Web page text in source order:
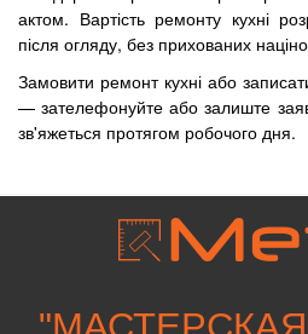
актом. Вартість ремонту кухні
після огляду, без прихованих
Замовити ремонт кухні або
— зателефонуйте або залиште
зв'яжеться протягом робочого дня.